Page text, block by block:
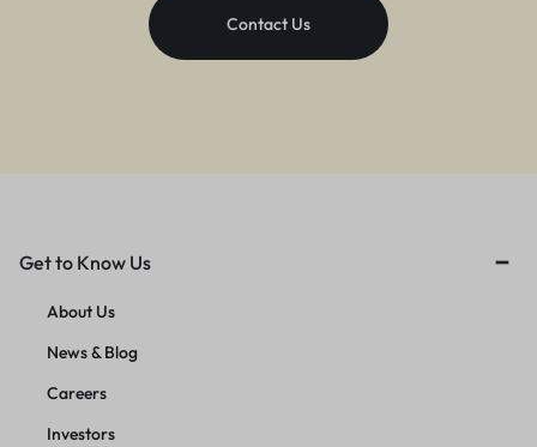
Contact Us
Get to Know Us
About Us
News & Blog
Careers
Investors